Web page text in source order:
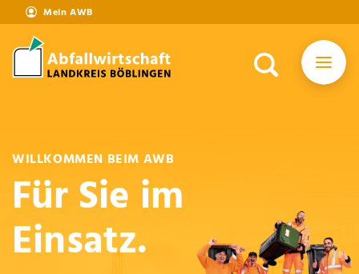
Mein AWB
WILLKOMMEN BEIM AWB
Für Sie im
Einsatz.